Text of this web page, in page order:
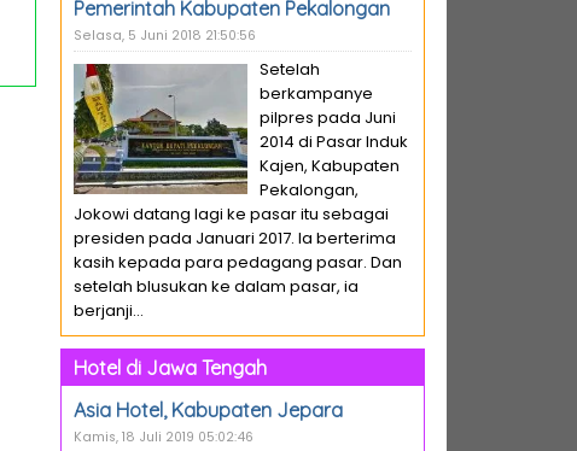
Pemerintah Kabupaten Pekalongan
Selasa, 5 Juni 2018 21:50:56
Setelah
berkampanye
pilpres pada Juni
2014 di Pasar Induk
Kajen, Kabupaten
Pekalongan,
Jokowi datang lagi ke pasar itu sebagai
presiden pada Januari 2017. Ia berterima
kasih kepada para pedagang pasar. Dan
setelah blusukan ke dalam pasar, ia
berjanji...
Hotel di Jawa Tengah
Asia Hotel, Kabupaten Jepara
Kamis, 18 Juli 2019 05:02:46